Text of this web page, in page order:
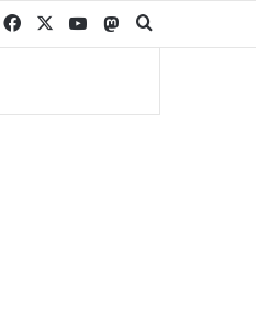
Facebook YouTubeMastodon